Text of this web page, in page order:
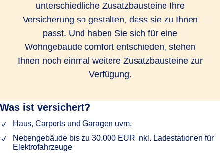
unterschiedliche Zusatzbausteine Ihre
Versicherung so gestalten, dass sie zu Ihnen
passt. Und haben Sie sich für eine
Wohngebäude comfort entschieden, stehen
Ihnen noch einmal weitere Zusatzbausteine zur
Verfügung.
Was ist versichert?
Haus, Carports und Garagen uvm.
Nebengebäude bis zu 30.000 EUR inkl. Ladestationen für
Elektrofahrzeuge